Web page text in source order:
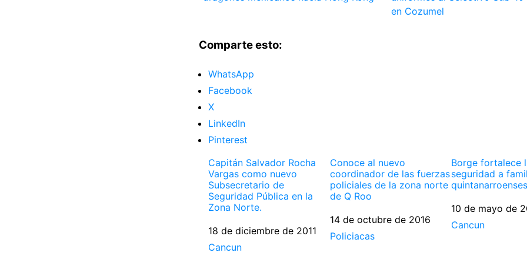
en Cozumel
Comparte esto:
WhatsApp
Facebook
X
LinkedIn
Pinterest
Capitán Salvador Rocha
Vargas como nuevo
Subsecretario de
Seguridad Pública en la
Zona Norte.
Fecha
18 de diciembre de 2011
Respecto a
Cancun
Conoce al nuevo
coordinador de las fuerzas
policiales de la zona norte
de Q Roo
Fecha
14 de octubre de 2016
Respecto a
Policiacas
Borge fortalece
seguridad a
quintanarroenses
Fecha
10 de mayo de
Respecto a
Cancun